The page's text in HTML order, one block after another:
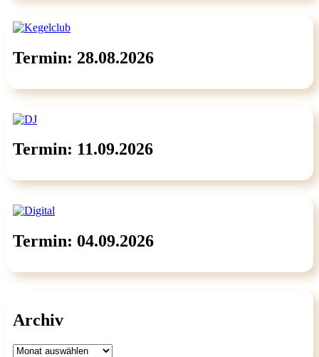
Termin: 28.08.2026
Termin: 11.09.2026
Termin: 04.09.2026
Archiv
Archiv